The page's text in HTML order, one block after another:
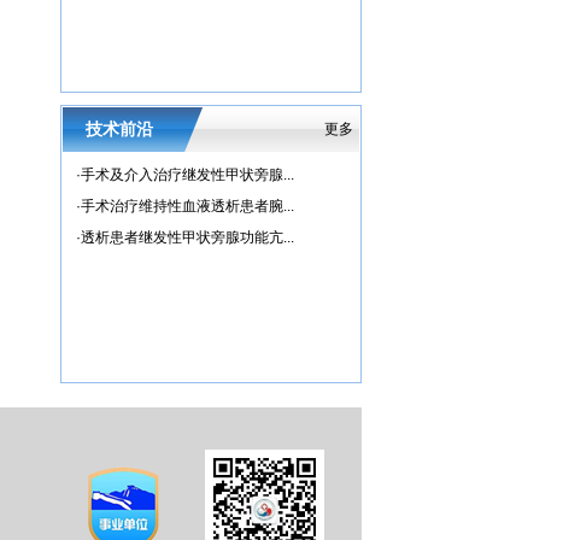
技术前沿 更多
·手术及介入治疗继发性甲状旁腺...
·手术治疗维持性血液透析患者腕...
·透析患者继发性甲状旁腺功能亢...